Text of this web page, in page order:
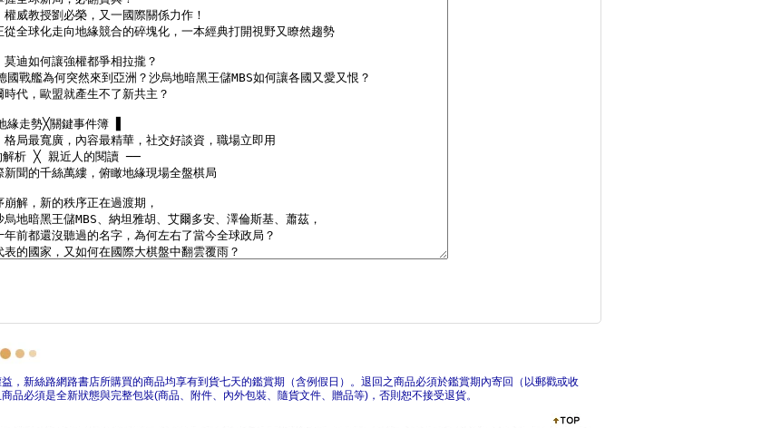
，新絲路網路書店所購買的商品均享有到貨七天的鑑賞期（含例假日）。退回之商品必須於鑑賞期內寄回（以郵戳或收
品必須是全新狀態與完整包裝(商品、附件、內外包裝、隨貨文件、贈品等)，否則恕不接受退貨。